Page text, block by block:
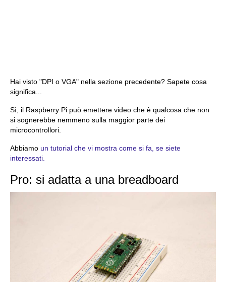
Hai visto "DPI o VGA" nella sezione precedente? Sapete cosa
significa...
Sì, il Raspberry Pi può emettere video che è qualcosa che non
si sognerebbe nemmeno sulla maggior parte dei
microcontrollori.
Abbiamo un tutorial che vi mostra come si fa, se siete
interessati.
Pro: si adatta a una breadboard